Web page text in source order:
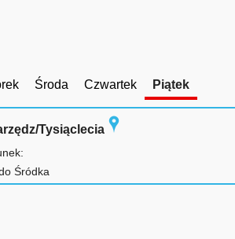
Środa Czwartek Piątek
Tysiąclecia
Śródka